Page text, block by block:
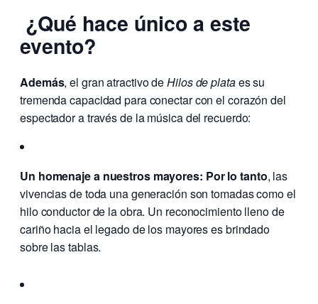
¿Qué hace único a este
evento?
Además, el gran atractivo deHilos de plataes su
tremenda capacidad para conectar con el corazón del
espectador a través de la música del recuerdo:
Un homenaje a nuestros mayores: Por lo tanto, las
vivencias de toda una generación son tomadas como el
hilo conductor de la obra. Un reconocimiento lleno de
cariño hacia el legado de los mayores es brindado
sobre las tablas.